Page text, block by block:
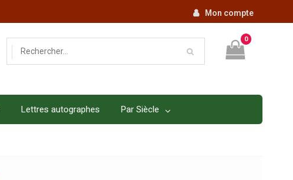
Mon compte
0
Lettres autographes Par Siècle